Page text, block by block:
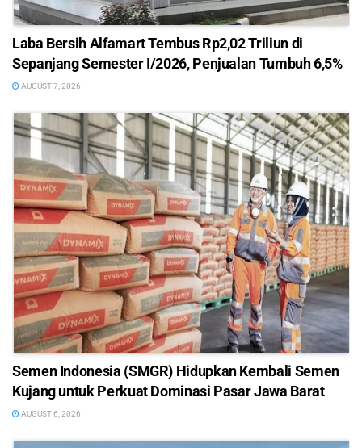
Laba Bersih Alfamart Tembus Rp2,02 Triliun di
Sepanjang Semester I/2026, Penjualan Tumbuh 6,5%
AUGUST 7, 2026
Semen Indonesia (SMGR) Hidupkan Kembali Semen
Kujang untuk Perkuat Dominasi Pasar Jawa Barat
AUGUST 6, 2026